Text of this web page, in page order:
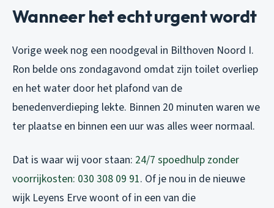
Wanneer het echt urgent wordt
Vorige week nog een noodgeval in Bilthoven Noord I.
Ron belde ons zondagavond omdat zijn toilet overliep
en het water door het plafond van de
benedenverdieping lekte. Binnen 20 minuten waren we
ter plaatse en binnen een uur was alles weer normaal.
Dat is waar wij voor staan: 24/7 spoedhulp zonder
voorrijkosten: 030 308 09 91. Of je nou in de nieuwe
wijk Leyens Erve woont of in een van die